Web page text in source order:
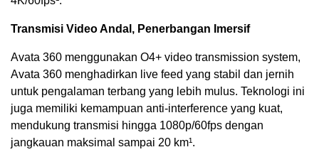
Transmisi Video Andal, Penerbangan Imersif
Avata 360 menggunakan O4+ video transmission system,
Avata 360 menghadirkan live feed yang stabil dan jernih
untuk pengalaman terbang yang lebih mulus. Teknologi ini
juga memiliki kemampuan anti-interference yang kuat,
mendukung transmisi hingga 1080p/60fps dengan
jangkauan maksimal sampai 20 km¹.